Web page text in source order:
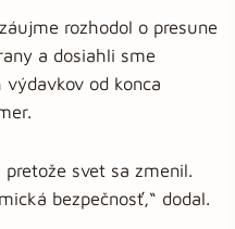
rozhodol o presune
a dosiahli sme
od konca
svet sa zmenil.
bezpečnosť,“ dodal.